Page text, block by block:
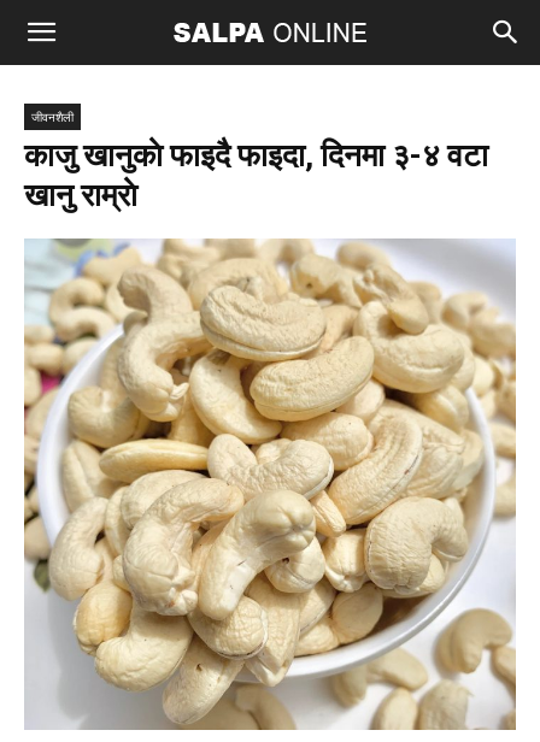
जीवनशैली
काजु खानुकाे फाइदै फाइदा, दिनमा ३-४ वटा
खानु राम्राे